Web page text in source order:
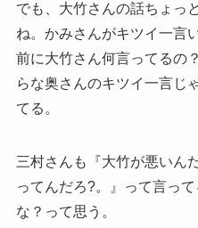
でも、大竹さんの話ちょっ
ね。かみさんがキツイ一言
前に大竹さん何言ってるの
らな奥さんのキツイ一言じ
てる。
三村さんも『大竹が悪いん
ってんだろ?。』って言っ
な？って思う。